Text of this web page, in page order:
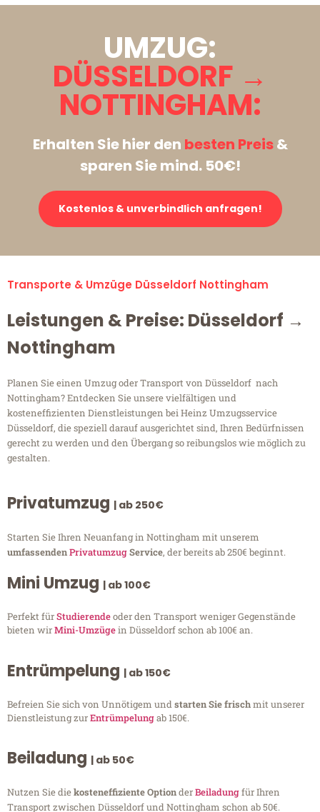
UMZUG:
DÜSSELDORF →
NOTTINGHAM:
Erhalten Sie hier den besten Preis&
sparen Sie mind. 50€!
Kostenlos & unverbindlich anfragen!
Transporte & Umzüge Düsseldorf Nottingham
Leistungen & Preise: Düsseldorf →
Nottingham
Planen Sie einen Umzug oder Transport von Düsseldorf nach
Nottingham? Entdecken Sie unsere vielfältigen und
kosteneffizienten Dienstleistungen bei Heinz Umzugsservice
Düsseldorf, die speziell darauf ausgerichtet sind, Ihren Bedürfnissen
gerecht zu werden und den Übergang so reibungslos wie möglich zu
gestalten.
Privatumzug | ab 250€
Starten Sie Ihren Neuanfang in Nottingham mit unserem
umfassendenPrivatumzugService, der bereits ab 250€ beginnt.
Mini Umzug | ab 100€
Perfekt fürStudierendeoder den Transport weniger Gegenstände
bieten wirMini-Umzügein Düsseldorf schon ab 100€ an.
Entrümpelung | ab 150€
Befreien Sie sich von Unnötigem undstarten Sie frischmit unserer
Dienstleistung zurEntrümpelungab 150€.
Beiladung | ab 50€
Nutzen Sie diekosteneffiziente OptionderBeiladungfür Ihren
Transport zwischen Düsseldorf und Nottingham schon ab 50€.